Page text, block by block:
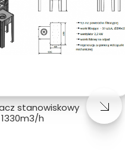
stanowiskowy
1330m3/h